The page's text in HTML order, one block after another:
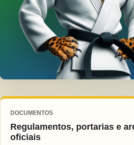
DOCUMENTOS
Regulamentos, portarias e
oficiais